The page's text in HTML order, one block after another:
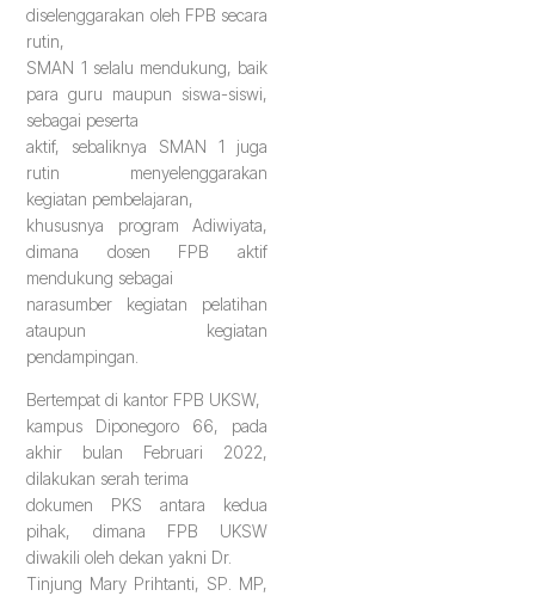
diselenggarakan oleh FPB secara
rutin,
SMAN 1 selalu mendukung, baik
para guru maupun siswa-siswi,
sebagai peserta
aktif, sebaliknya SMAN 1 juga
rutin menyelenggarakan
kegiatan pembelajaran,
khususnya program Adiwiyata,
dimana dosen FPB aktif
mendukung sebagai
narasumber kegiatan pelatihan
ataupun kegiatan
pendampingan.
Bertempat di kantor FPB UKSW,
kampus Diponegoro 66, pada
akhir bulan Februari 2022,
dilakukan serah terima
dokumen PKS antara kedua
pihak, dimana FPB UKSW
diwakili oleh dekan yakni Dr.
Tinjung Mary Prihtanti, SP. MP,